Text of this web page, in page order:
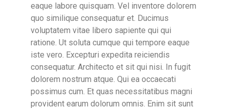
eaque labore quisquam. Vel inventore dolorem
quo similique consequatur et. Ducimus
voluptatem vitae libero sapiente qui qui
ratione. Ut soluta cumque qui tempore eaque
iste vero. Excepturi expedita reiciendis
consequatur. Architecto et sit qui nisi. In fugit
dolorem nostrum atque. Qui ea occaecati
possimus cum. Et quas necessitatibus magni
provident earum dolorum omnis. Enim sit sunt